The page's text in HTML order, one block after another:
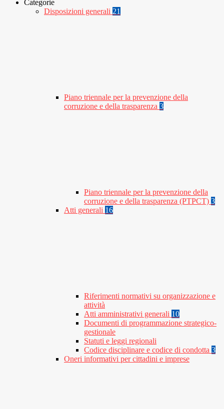
Categorie
Disposizioni generali 21
Piano triennale per la prevenzione della
corruzione e della trasparenza 3
Piano triennale per la prevenzione della
corruzione e della trasparenza (PTPCT) 3
Atti generali 16
Riferimenti normativi su organizzazione e
attività
Atti amministrativi generali 10
Documenti di programmazione strategico-
gestionale
Statuti e leggi regionali
Codice disciplinare e codice di condotta 3
Oneri informativi per cittadini e imprese